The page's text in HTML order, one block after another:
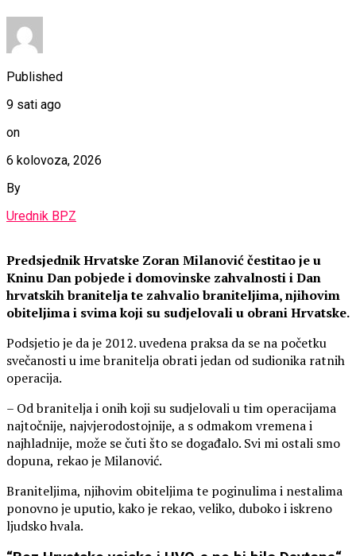
Published
9 sati ago
on
6 kolovoza, 2026
By
Urednik BPZ
Predsjednik Hrvatske Zoran Milanović čestitao je u
Kninu Dan pobjede i domovinske zahvalnosti i Dan
hrvatskih branitelja te zahvalio braniteljima, njihovim
obiteljima i svima koji su sudjelovali u obrani Hrvatske.
Podsjetio je da je 2012. uvedena praksa da se na početku
svečanosti u ime branitelja obrati jedan od sudionika ratnih
operacija.
– Od branitelja i onih koji su sudjelovali u tim operacijama
najtočnije, najvjerodostojnije, a s odmakom vremena i
najhladnije, može se čuti što se događalo. Svi mi ostali smo
dopuna, rekao je Milanović.
Braniteljima, njihovim obiteljima te poginulima i nestalima
ponovno je uputio, kako je rekao, veliko, duboko i iskreno
ljudsko hvala.